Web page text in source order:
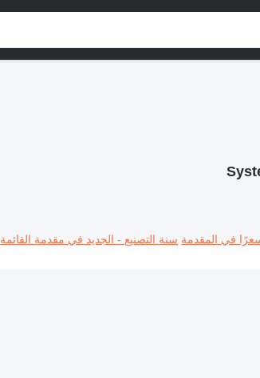
في المقدمة سنة التصنيع - الجديد في مقدمة القائمة